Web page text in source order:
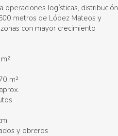
operaciones logísticas, distribución
metros de López Mateos y
con mayor crecimiento
m²
y obreros